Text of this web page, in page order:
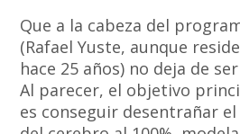
Que a la cabeza del
(Rafael Yuste, aunque
hace 25 años) no deja de
Al parecer, el objetivo
es conseguir desentrañar